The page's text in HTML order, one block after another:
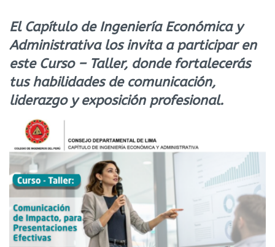
El Capítulo de Ingeniería Económica y
Administrativa los invita a participar en
este Curso – Taller, donde fortalecerás
tus habilidades de comunicación,
liderazgo y exposición profesional.